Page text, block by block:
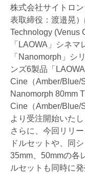
株式会社サイトロ
表取締役：渡邉晃
Technology (Venus
「LAOWA」シネ
「Nanomorph」シ
ンズ6製品「
Cine（Amber/Blue/
Nanomorph 80mm
Cine（Amber/Blue/
より受注開始いたし
さらに、今回リリ
ドルセットや、同
35mm、50mmの各
ルセットも同時に発